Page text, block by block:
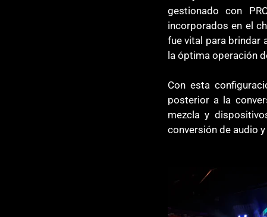
gestionado con
incorporados en el
fue vital para brindar
la óptima operación
Con esta
posterior a la
mezcla y
conversión de audio